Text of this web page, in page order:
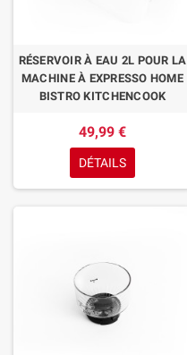
RÉSERVOIR À EAU 2L POUR LA
MACHINE À EXPRESSO HOME
BISTRO KITCHENCOOK
49,99 €
DÉTAILS